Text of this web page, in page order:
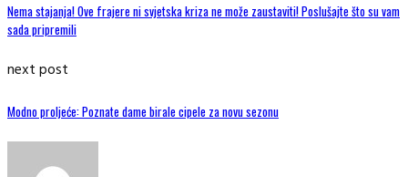
Nema stajanja! Ove frajere ni svjetska kriza ne može zaustaviti! Poslušajte što su vam
sada pripremili
next post
Modno proljeće: Poznate dame birale cipele za novu sezonu